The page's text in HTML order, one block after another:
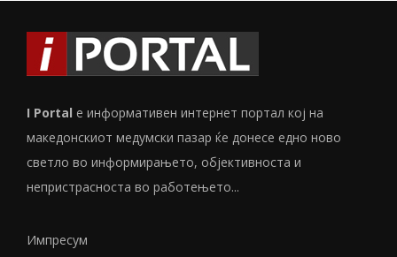
I Portal е информативен интернет портал кој на
македонскиот медумски пазар ќе донесе едно ново
светло во информирањето, објективноста и
непристрасноста во работењето...
Импресум